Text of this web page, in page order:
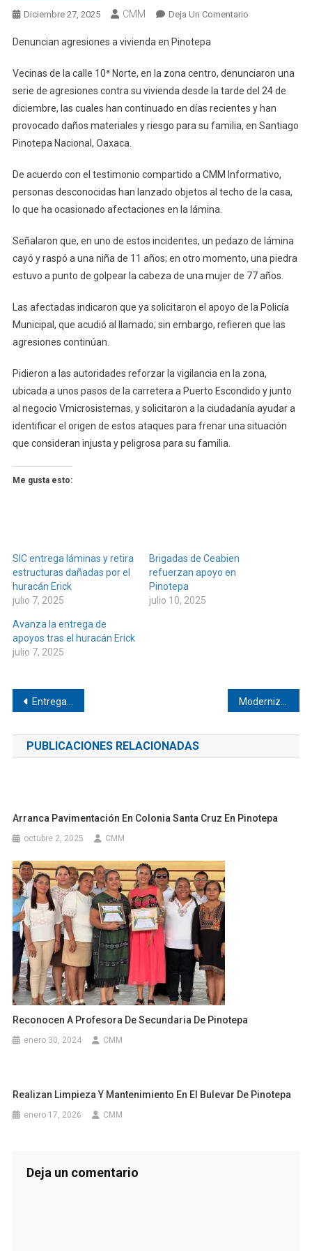
Diciembre 27, 2025 CMM Deja Un ComentarioEn
Vivienda
En
Pinotepa
Denuncian agresiones a vivienda en Pinotepa
Vecinas de la calle 10ª Norte, en la zona centro, denunciaron una
serie de agresiones contra su vivienda desde la tarde del 24 de
diciembre, las cuales han continuado en días recientes y han
provocado daños materiales y riesgo para su familia, en Santiago
Pinotepa Nacional, Oaxaca.
De acuerdo con el testimonio compartido a CMM Informativo,
personas desconocidas han lanzado objetos al techo de la casa,
lo que ha ocasionado afectaciones en la lámina.
Señalaron que, en uno de estos incidentes, un pedazo de lámina
cayó y raspó a una niña de 11 años; en otro momento, una piedra
estuvo a punto de golpear la cabeza de una mujer de 77 años.
Las afectadas indicaron que ya solicitaron el apoyo de la Policía
Municipal, que acudió al llamado; sin embargo, refieren que las
agresiones continúan.
Pidieron a las autoridades reforzar la vigilancia en la zona,
ubicada a unos pasos de la carretera a Puerto Escondido y junto
al negocio Vmicrosistemas, y solicitaron a la ciudadanía ayudar a
identificar el origen de estos ataques para frenar una situación
que consideran injusta y peligrosa para su familia.
Me gusta esto:
SIC entrega láminas y retira
estructuras dañadas por el
huracán Erick
julio 7, 2025
Brigadas de Ceabien
refuerzan apoyo en
Pinotepa
julio 10, 2025
Avanza la entrega de
apoyos tras el huracán Erick
julio 7, 2025
Navegación
de
entradas
Entregan rehabilitación de callejones Los Marín y Los Tuma
PUBLICACIONES RELACIONADAS
Arranca Pavimentación En Colonia Santa Cruz En Pinotepa
octubre 2, 2025 CMM
Reconocen A Profesora De Secundaria De Pinotepa
enero 30, 2024 CMM
Realizan Limpieza Y Mantenimiento En El Bulevar De Pinotepa
enero 17, 2026 CMM
Deja un comentario